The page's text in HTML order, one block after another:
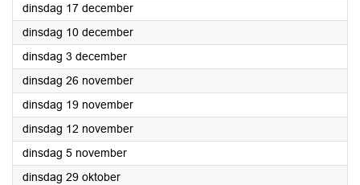
dinsdag 17 december2024
dinsdag 10 december2024
dinsdag 3 december2024
dinsdag 26 november2024
dinsdag 19 november2024
dinsdag 12 november2024
dinsdag 5 november2024
dinsdag 29 oktober2024